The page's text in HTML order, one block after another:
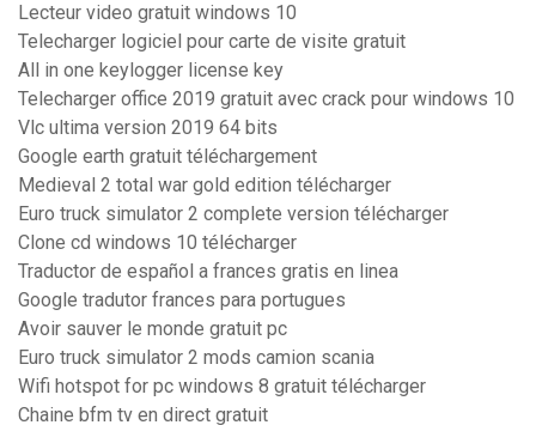
Lecteur video gratuit windows 10
Telecharger logiciel pour carte de visite gratuit
All in one keylogger license key
Telecharger office 2019 gratuit avec crack pour windows 10
Vlc ultima version 2019 64 bits
Google earth gratuit téléchargement
Medieval 2 total war gold edition télécharger
Euro truck simulator 2 complete version télécharger
Clone cd windows 10 télécharger
Traductor de español a frances gratis en linea
Google tradutor frances para portugues
Avoir sauver le monde gratuit pc
Euro truck simulator 2 mods camion scania
Wifi hotspot for pc windows 8 gratuit télécharger
Chaine bfm tv en direct gratuit